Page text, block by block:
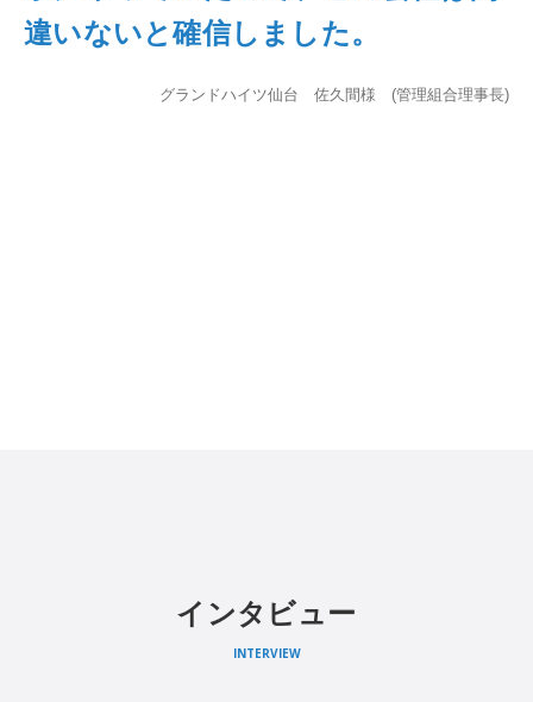
違いないと確信しました。
グランドハイツ仙台 佐久間様 (管理組合理事長)
インタビュー
INTERVIEW